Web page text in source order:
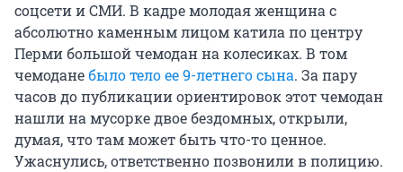
соцсети и СМИ. В кадре молодая женщина с
абсолютно каменным лицом катила по центру
Перми большой чемодан на колесиках. В том
чемоданебыло тело ее 9-летнего сына. За пару
часов до публикации ориентировок этот чемодан
нашли на мусорке двое бездомных, открыли,
думая, что там может быть что-то ценное.
Ужаснулись, ответственно позвонили в полицию.